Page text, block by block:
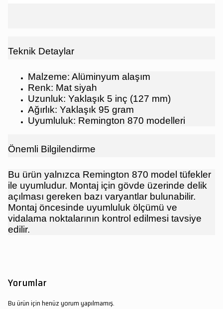
Teknik Detaylar
Malzeme: Alüminyum alaşım
Renk: Mat siyah
Uzunluk: Yaklaşık 5 inç (127 mm)
Ağırlık: Yaklaşık 95 gram
Uyumluluk: Remington 870 modelleri
Önemli Bilgilendirme
Bu ürün yalnızca Remington 870 model tüfekler
ile uyumludur. Montaj için gövde üzerinde delik
açılması gereken bazı varyantlar bulunabilir.
Montaj öncesinde uyumluluk ölçümü ve
vidalama noktalarının kontrol edilmesi tavsiye
edilir.
Yorumlar
Bu ürün için henüz yorum yapılmamış.